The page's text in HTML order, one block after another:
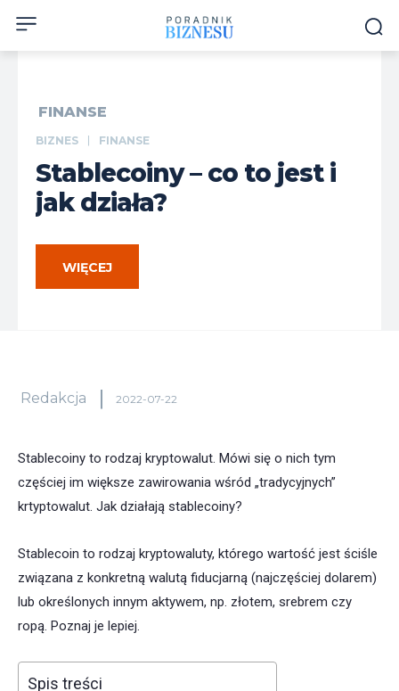
FINANSE
BIZNES FINANSE
Stablecoiny – co to jest i
jak działa?
WIĘCEJ
Redakcja 2022-07-22
Stablecoiny to rodzaj kryptowalut. Mówi się o nich tym
częściej im większe zawirowania wśród „tradycyjnych”
krtyptowalut. Jak działają stablecoiny?
Stablecoin to rodzaj kryptowaluty, którego wartość jest ściśle
związana z konkretną walutą fiducjarną (najczęściej dolarem)
lub określonych innym aktywem, np. złotem, srebrem czy
ropą. Poznaj je lepiej.
Spis treści